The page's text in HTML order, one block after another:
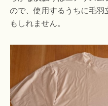
ので、使用するうちに毛
もしれません。